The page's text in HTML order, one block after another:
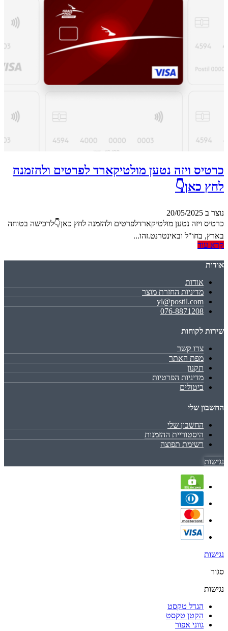
כרטיס ויזה נטען מולטיקארד לפרטים ולהזמנה
לחץ כאן👇
נוצר ב 20/05/2025
כרטיס ויזה נטען מולטיקארדלפרטים ולהזמנה לחץ כאן👇לרכישה בטוחה
בארץ, בחו"ל ובאינטרנט.זהו...
קרא עוד
אודות
אודות
מדיניות החזרת מוצר
yl@postil.com
076-8871208
שירות לקוחות
צרו קשר
מפת האתר
תקנון
מדיניות הפרטיות
ביטולים
החשבון שלי
החשבון שלי
היסטוריית ההזמנות
רשימת תפוצה
נגישות
נגישות
סגור
נגישות
הגדל טקסט
הקטן טקסט
גווני אפור